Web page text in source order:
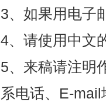
3、如果用电子
4、请使用中文
5、来稿请注明
系电话、E-